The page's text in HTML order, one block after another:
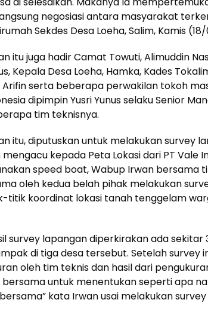
negosiasi antara masyarakat
Sekdes Desa Loeha, Salim, Kamis (18/
itu juga hadir Camat Towuti, Alimuddin
Kepala Desa Loeha, Hamka, Kades
Arifin serta beberapa perwakilan tokoh
dipimpin Yusri Yunus selaku Senior
tim teknisnya.
itu, diputuskan untuk melakukan survey
kepada Peta Lokasi dari PT Vale
speed boat, Wabup Irwan bersama
oleh kedua belah pihak melakukan
titik koordinat lokasi tanah tenggelam
survey lapangan diperkirakan ada
di tiga desa tersebut. Setelah survey
oleh tim teknis dan hasil dari
untuk menentukan seperti apa
kata Irwan usai melakukan